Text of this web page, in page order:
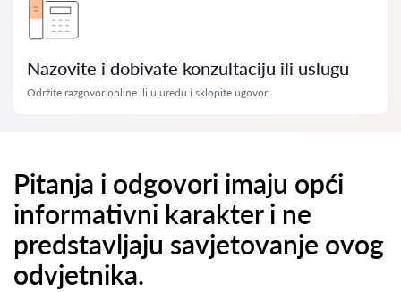
Nazovite i dobivate konzultaciju ili uslugu
Održite razgovor online ili u uredu i sklopite ugovor.
Pitanja i odgovori imaju opći
informativni karakter i ne
predstavljaju savjetovanje ovog
odvjetnika.